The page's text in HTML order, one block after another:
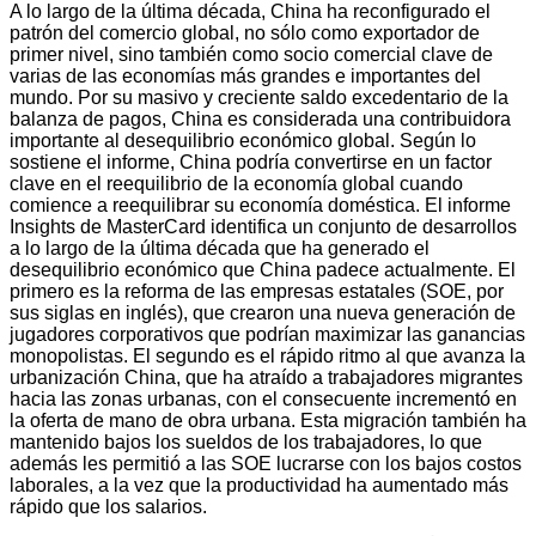
A lo largo de la última década, China ha reconfigurado el
patrón del comercio global, no sólo como exportador de
primer nivel, sino también como socio comercial clave de
varias de las economías más grandes e importantes del
mundo. Por su masivo y creciente saldo excedentario de la
balanza de pagos, China es considerada una contribuidora
importante al desequilibrio económico global. Según lo
sostiene el informe, China podría convertirse en un factor
clave en el reequilibrio de la economía global cuando
comience a reequilibrar su economía doméstica. El informe
Insights de MasterCard identifica un conjunto de desarrollos
a lo largo de la última década que ha generado el
desequilibrio económico que China padece actualmente. El
primero es la reforma de las empresas estatales (SOE, por
sus siglas en inglés), que crearon una nueva generación de
jugadores corporativos que podrían maximizar las ganancias
monopolistas. El segundo es el rápido ritmo al que avanza la
urbanización China, que ha atraído a trabajadores migrantes
hacia las zonas urbanas, con el consecuente incrementó en
la oferta de mano de obra urbana. Esta migración también ha
mantenido bajos los sueldos de los trabajadores, lo que
además les permitió a las SOE lucrarse con los bajos costos
laborales, a la vez que la productividad ha aumentado más
rápido que los salarios.